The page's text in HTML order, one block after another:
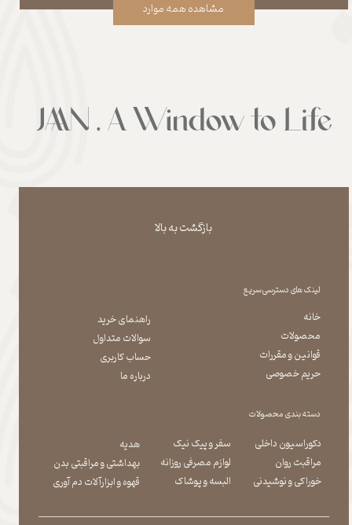
مشاهده همه موارد
بازگشت به بالا
لینک های دسترسی سریع
دسته بندی محصولات
خانه
محصولات
قوانین و مقررات
حریم خصوصی
راهنمای خرید
سوالات متداول
حساب کاربری
درباره ما
دکوراسیون داخلی
مراقبت روان
​​​​​​​خوراکی و نوشیدنی
سفر و پیک نیک
لوازم مصرفی روزانه
​​​​​​​البسه و پوشاک
هدیه
بهداشتی و مراقبتی بدن
​​​​​​​قهوه و ابزارآلات دم آوری